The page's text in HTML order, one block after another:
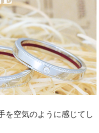
を空気のように感じてし